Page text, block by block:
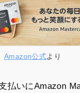
Amazon公式より
払いにAmazon